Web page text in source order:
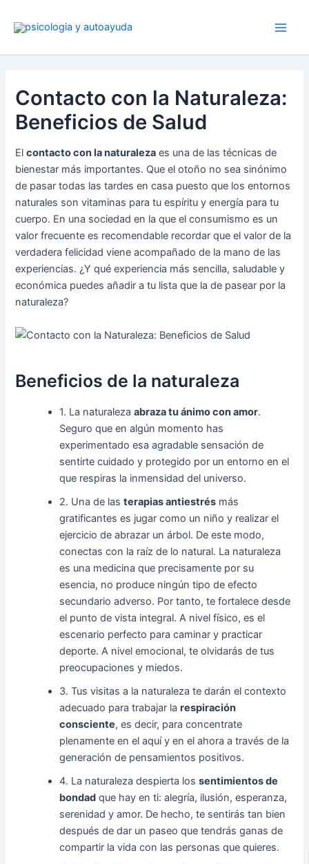
Contacto con la Naturaleza:
Beneficios de Salud
Elcontacto con la naturaleza es una de las técnicas de
bienestar más importantes. Que el otoño no sea sinónimo
de pasar todas las tardes en casa puesto que los entornos
naturales son vitaminas para tu espíritu y energía para tu
cuerpo. En una sociedad en la que el consumismo es un
valor frecuente es recomendable recordar que el valor de la
verdadera felicidad viene acompañado de la mano de las
experiencias. ¿Y qué experiencia más sencilla, saludable y
económica puedes añadir a tu lista que la de pasear por la
naturaleza?
Beneficios de la naturaleza
1. La naturalezaabraza tu ánimo con amor.
Seguro que en algún momento has
experimentado esa agradable sensación de
sentirte cuidado y protegido por un entorno en el
que respiras la inmensidad del universo.
2. Una de lasterapias antiestrés más
gratificantes es jugar como un niño y realizar el
ejercicio de abrazar un árbol. De este modo,
conectas con la raíz de lo natural. La naturaleza
es una medicina que precisamente por su
esencia, no produce ningún tipo de efecto
secundario adverso. Por tanto, te fortalece desde
el punto de vista integral. A nivel físico, es el
escenario perfecto para caminar y practicar
deporte. A nivel emocional, te olvidarás de tus
preocupaciones y miedos.
3. Tus visitas a la naturaleza te darán el contexto
adecuado para trabajar larespiración
consciente, es decir, para concentrate
plenamente en el aquí y en el ahora a través de la
generación de pensamientos positivos.
4. La naturaleza despierta lossentimientos de
bondad que hay en ti: alegría, ilusión, esperanza,
serenidad y amor. De hecho, te sentirás tan bien
después de dar un paseo que tendrás ganas de
compartir la vida con las personas que quieres.